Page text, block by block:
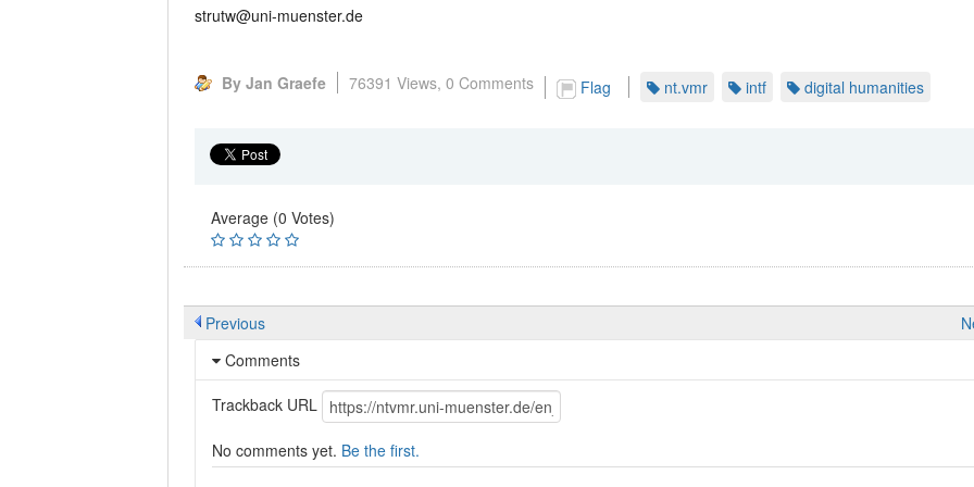
strutw@uni-muenster.de
By Jan Graefe 76391 Views, 0 Comments Flag nt.vmr intf digital humanities
Average (0 Votes)
Previous
Comments
Trackback URL
No comments yet. Be the first.